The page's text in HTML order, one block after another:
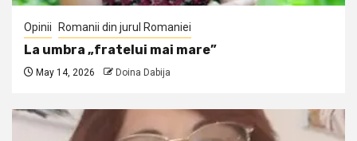
Opinii Romanii din jurul Romaniei
La umbra „fratelui mai mare”
May 14, 2026 Doina Dabija